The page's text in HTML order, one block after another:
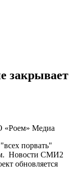
закрывает
Медиа
порвать"
Новости СМИ2
обновляется